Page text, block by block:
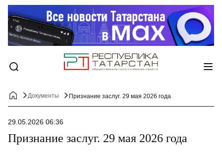
Документы Признание заслуг. 29 мая 2026 года
29.05.2026 06:36
Признание заслуг. 29 мая 2026 года